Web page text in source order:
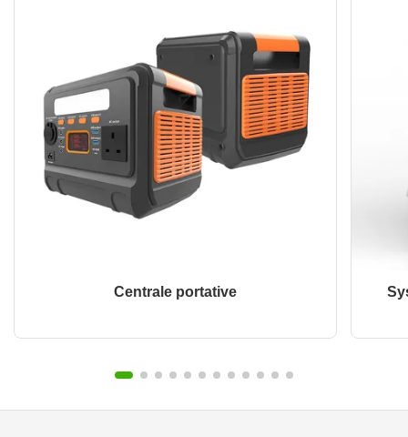
Centrale portative